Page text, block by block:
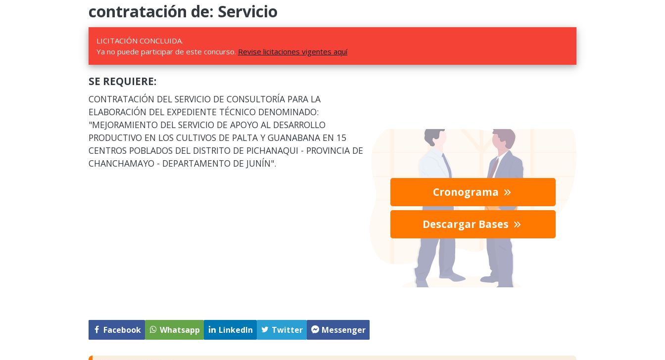
contratación de: Servicio
LICITACIÓN CONCLUIDA.
Ya no puede participar de este concurso. Revise licitaciones vigentes aquí
SE REQUIERE:
CONTRATACIÓN DEL SERVICIO DE CONSULTORÍA PARA LA
ELABORACIÓN DEL EXPEDIENTE TÉCNICO DENOMINADO:
"MEJORAMIENTO DEL SERVICIO DE APOYO AL DESARROLLO
PRODUCTIVO EN LOS CULTIVOS DE PALTA Y GUANABANA EN 15
CENTROS POBLADOS DEL DISTRITO DE PICHANAQUI - PROVINCIA DE
CHANCHAMAYO - DEPARTAMENTO DE JUNÍN".
Facebook Whatsapp LinkedIn Twitter Messenger
Cronograma
Descargar Bases